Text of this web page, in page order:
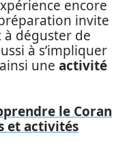
encore
invite
déguster de
à s’impliquer
une activité
le Coran
et activités